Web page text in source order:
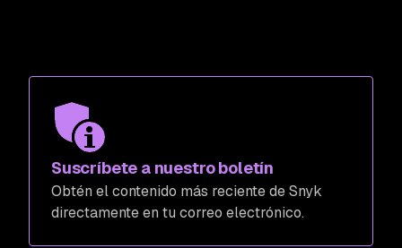
Suscríbete a nuestro boletín
Obtén el contenido más reciente de Snyk
directamente en tu correo electrónico.